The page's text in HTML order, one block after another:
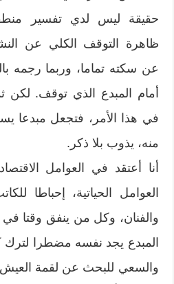
حقيقة ليس لدي تفسير
ظاهرة التوقف الكلي عن
عن سكته تماما، وربما رجمه
أمام المبدع الذي توقف. لكن
في هذا الأمر، فتجعل مبدعا
منه، يذوب بلا ذكر.
أنا أعتقد في العوامل
العوامل الحياتية، إحباطا
والفنان، وكل من ينفق وقتا
المبدع يجد نفسه مضطرا
والسعي للبحث عن لقمة